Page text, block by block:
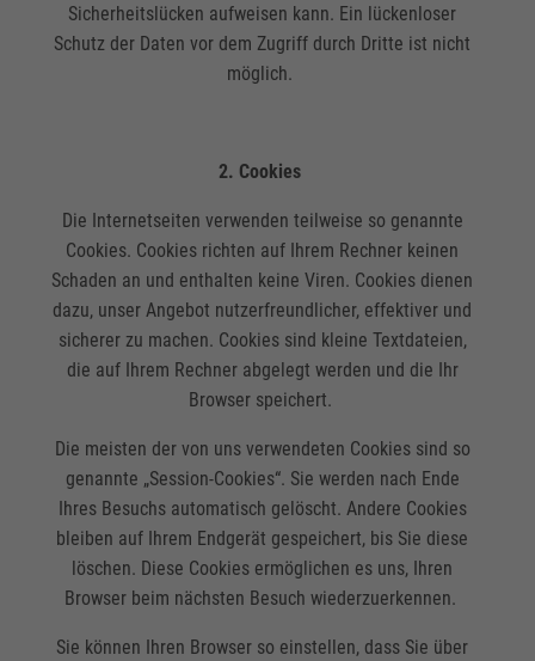
Sicherheitslücken aufweisen kann. Ein lückenloser
Schutz der Daten vor dem Zugriff durch Dritte ist nicht
möglich.
2. Cookies
Die Internetseiten verwenden teilweise so genannte
Cookies. Cookies richten auf Ihrem Rechner keinen
Schaden an und enthalten keine Viren. Cookies dienen
dazu, unser Angebot nutzerfreundlicher, effektiver und
sicherer zu machen. Cookies sind kleine Textdateien,
die auf Ihrem Rechner abgelegt werden und die Ihr
Browser speichert.
Die meisten der von uns verwendeten Cookies sind so
genannte „Session-Cookies“. Sie werden nach Ende
Ihres Besuchs automatisch gelöscht. Andere Cookies
bleiben auf Ihrem Endgerät gespeichert, bis Sie diese
löschen. Diese Cookies ermöglichen es uns, Ihren
Browser beim nächsten Besuch wiederzuerkennen.
Sie können Ihren Browser so einstellen, dass Sie über